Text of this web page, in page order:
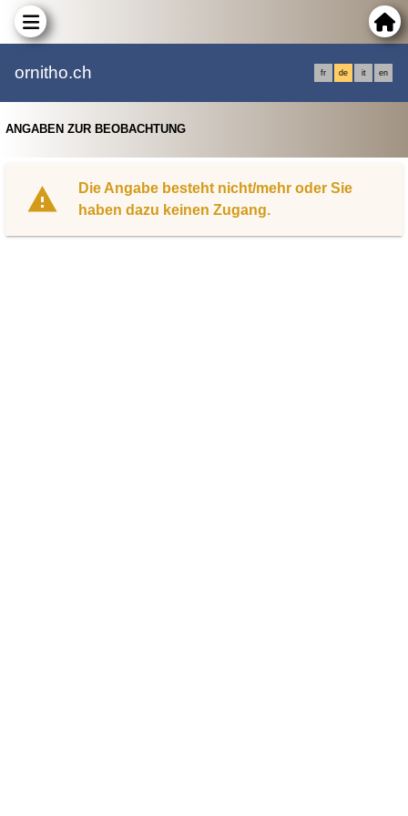
ornitho.ch fr de it en
ANGABEN ZUR BEOBACHTUNG
Die Angabe besteht nicht/mehr oder Sie
haben dazu keinen Zugang.